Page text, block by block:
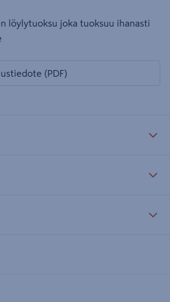
löylytuoksu joka tuoksuu ihanasti
(PDF)